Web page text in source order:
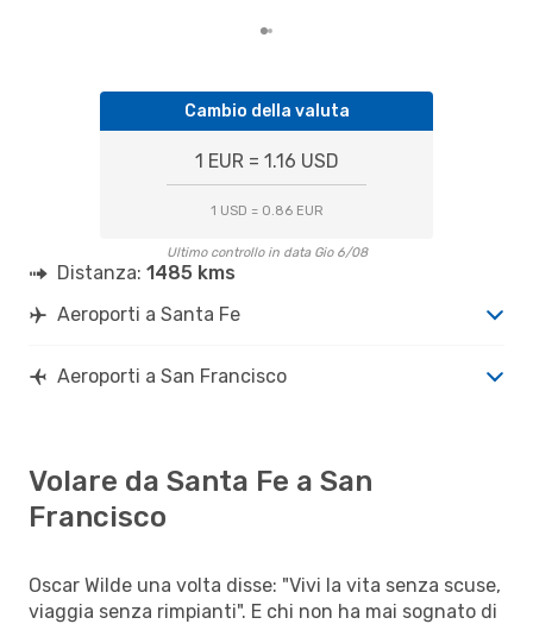
Cambio della valuta
1 EUR = 1.16 USD
1 USD = 0.86 EUR
Ultimo controllo in data Gio 6/08
Distanza: 1485 kms
Aeroporti a Santa Fe
Aeroporti a San Francisco
Volare da Santa Fe a San
Francisco
Oscar Wilde una volta disse: "Vivi la vita senza scuse,
viaggia senza rimpianti". E chi non ha mai sognato di